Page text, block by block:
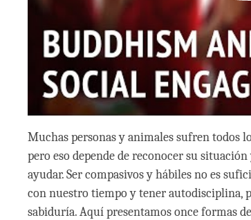
Muchas personas y animales sufren todos
pero eso depende de reconocer su
ayudar. Ser compasivos y hábiles no es
con nuestro tiempo y tener autodisciplina,
sabiduría. Aquí presentamos once formas